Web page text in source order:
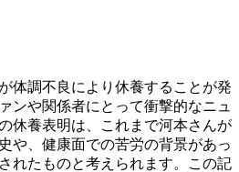
体調不良により休養することが発
ンや関係者にとって衝撃的なニュ
休養表明は、これまで河本さんが
や、健康面での苦労の背景があっ
れたものと考えられます。この記